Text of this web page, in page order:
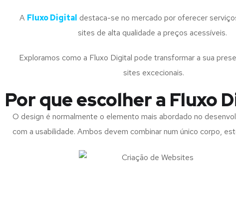
A Fluxo Digital destaca-se no mercado por oferecer
sites de alta qualidade a preços acessíveis.
Exploramos como a Fluxo Digital pode transformar a sua
sites excecionais.
Por que escolher a Fluxo
O design é normalmente o elemento mais abordado no
com a usabilidade. Ambos devem combinar num único corpo,